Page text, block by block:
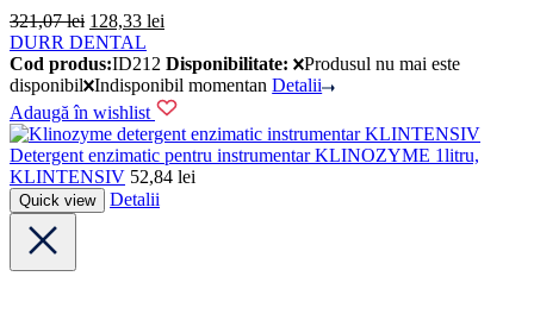
321,07lei 128,33 lei
DURR DENTAL
Cod produs:ID212 Disponibilitate:
Produsul nu mai este
disponibil Indisponibil momentanDetalii
Adaugă în wishlist
KLINTENSIV
Detergent enzimatic pentru instrumentar KLINOZYME 1litru,
KLINTENSIV 52,84 lei
Quick view Detalii